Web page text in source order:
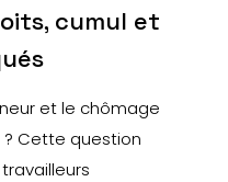
cumul et
et le chômage
Cette question